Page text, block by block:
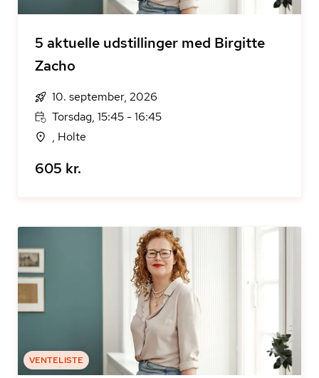
5 aktuelle udstillinger med Birgitte
Zacho
10. september, 2026
Torsdag, 15:45 - 16:45
, Holte
605 kr.
VENTELISTE